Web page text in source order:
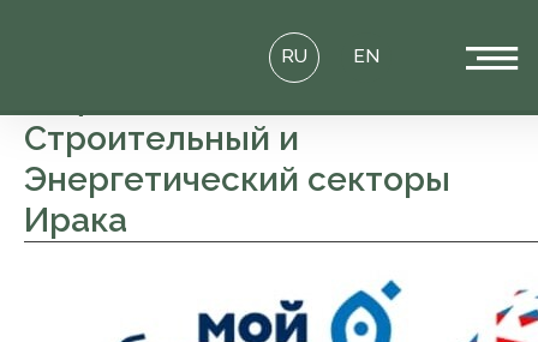
Строительный и
Энергетический секторы
Ирака